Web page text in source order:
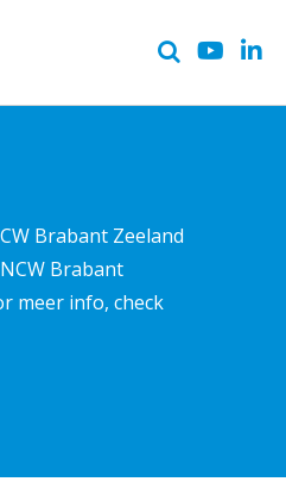
Brabant Zeeland
Brabant
meer info, check